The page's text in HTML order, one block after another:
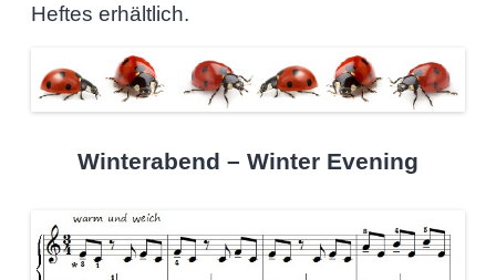
Heftes erhältlich.
Winterabend – Winter Evening